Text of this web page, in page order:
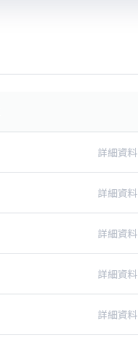
詳細資料
詳細資料
詳細資料
詳細資料
詳細資料